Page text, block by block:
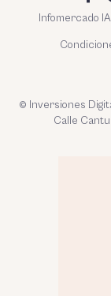
Infomercado IA
© Inversiones
Calle